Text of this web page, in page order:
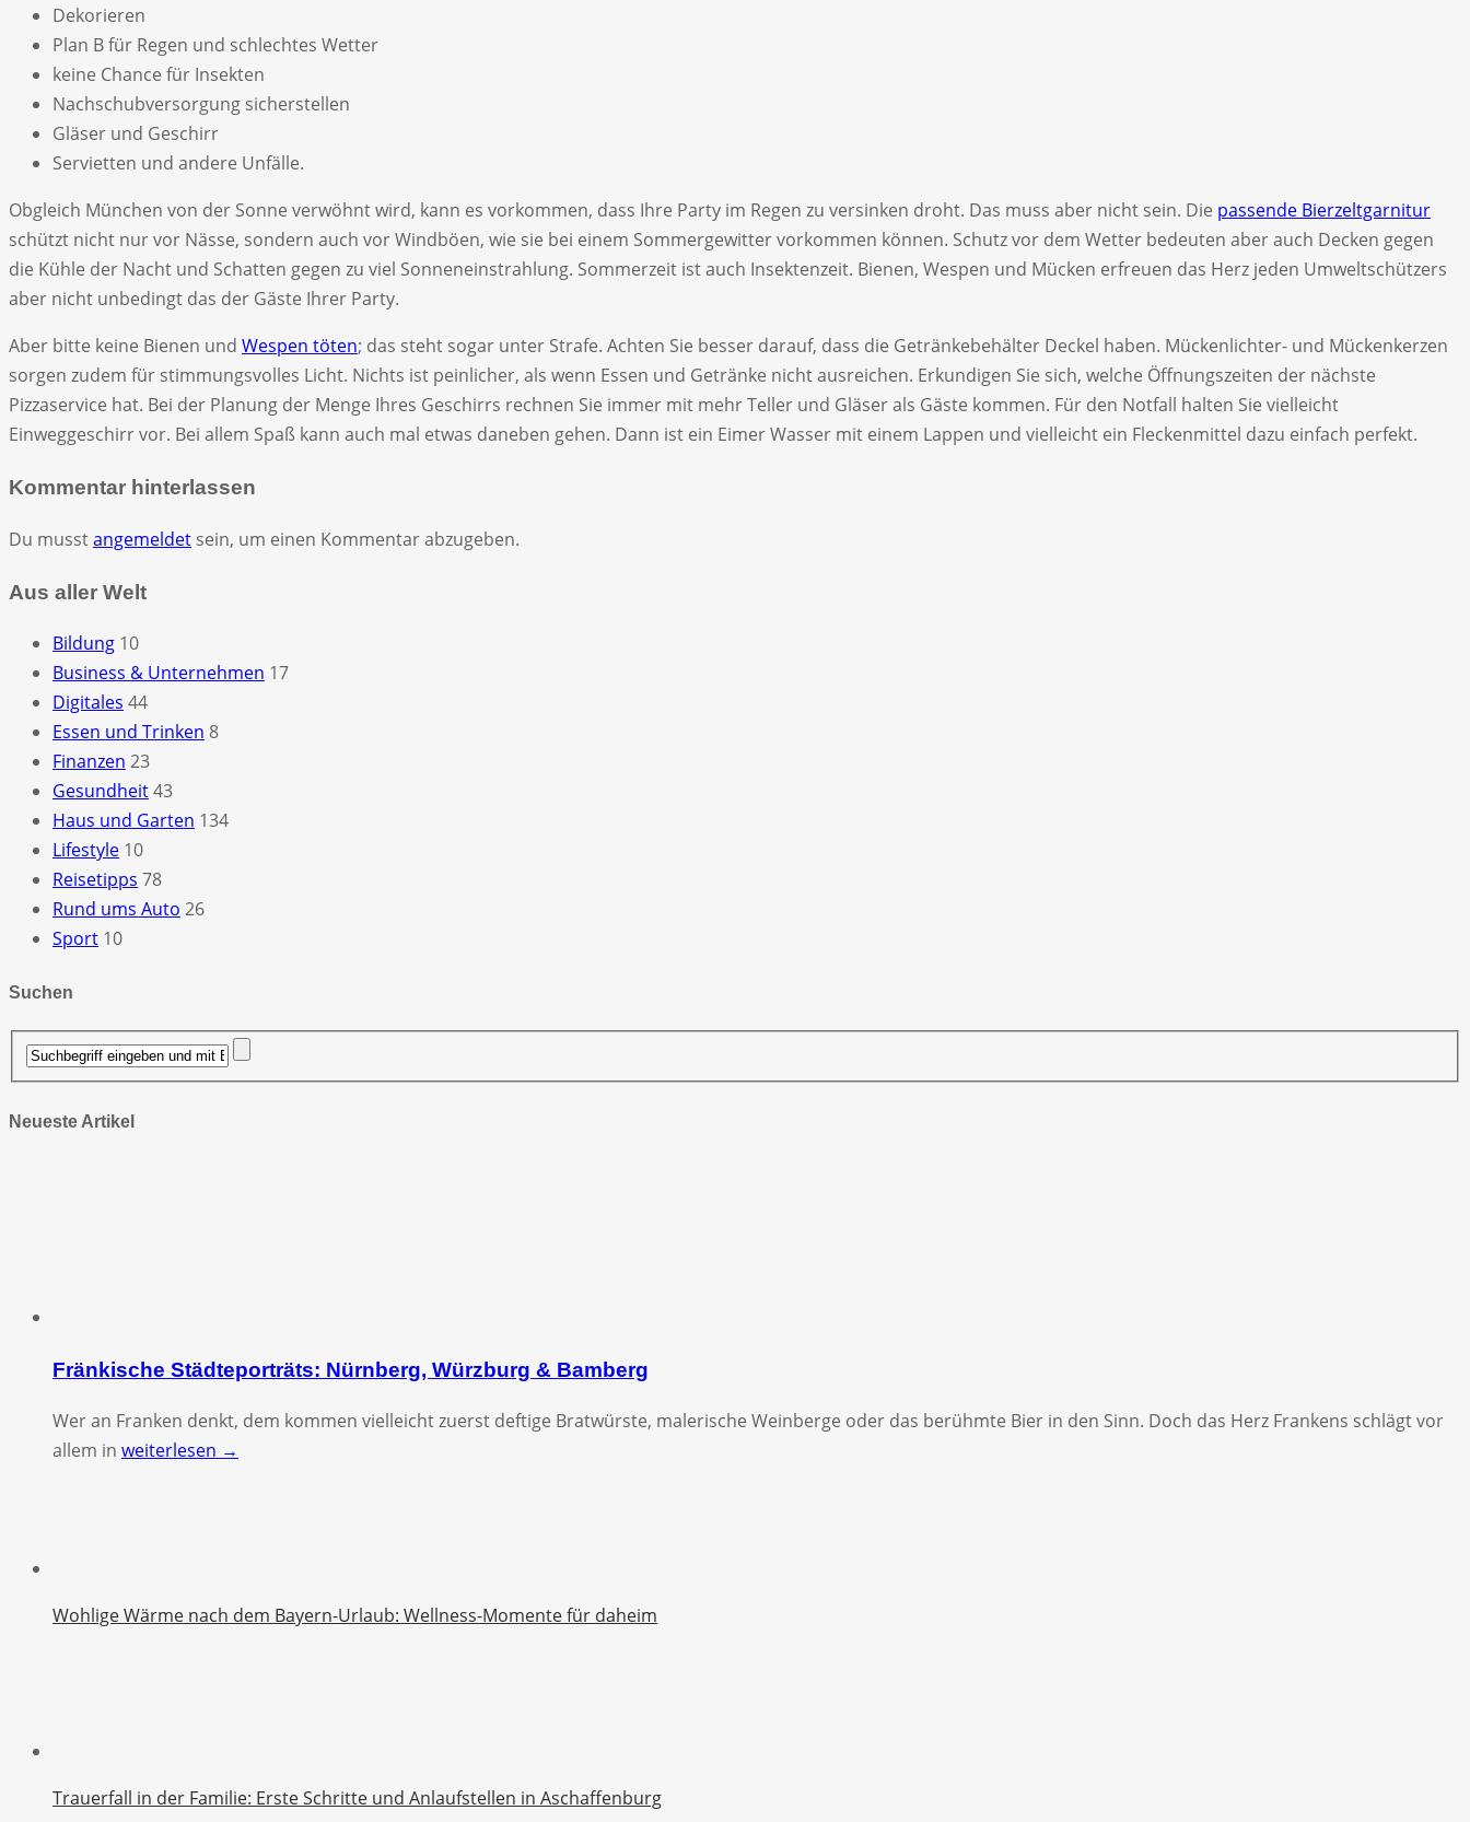
Dekorieren
Plan B für Regen und schlechtes Wetter
keine Chance für Insekten
Nachschubversorgung sicherstellen
Gläser und Geschirr
Servietten und andere Unfälle.
Obgleich München von der Sonne verwöhnt wird, kann es vorkommen, dass Ihre Party im Regen zu versinken droht. Das muss aber nicht sein. Die passende Bierzeltgarnitur
schützt nicht nur vor Nässe, sondern auch vor Windböen, wie sie bei einem Sommergewitter vorkommen können. Schutz vor dem Wetter bedeuten aber auch Decken gegen
die Kühle der Nacht und Schatten gegen zu viel Sonneneinstrahlung. Sommerzeit ist auch Insektenzeit. Bienen, Wespen und Mücken erfreuen das Herz jeden Umweltschützers
aber nicht unbedingt das der Gäste Ihrer Party.
Aber bitte keine Bienen und Wespen töten; das steht sogar unter Strafe. Achten Sie besser darauf, dass die Getränkebehälter Deckel haben. Mückenlichter- und Mückenkerzen
sorgen zudem für stimmungsvolles Licht. Nichts ist peinlicher, als wenn Essen und Getränke nicht ausreichen. Erkundigen Sie sich, welche Öffnungszeiten der nächste
Pizzaservice hat. Bei der Planung der Menge Ihres Geschirrs rechnen Sie immer mit mehr Teller und Gläser als Gäste kommen. Für den Notfall halten Sie vielleicht
Einweggeschirr vor. Bei allem Spaß kann auch mal etwas daneben gehen. Dann ist ein Eimer Wasser mit einem Lappen und vielleicht ein Fleckenmittel dazu einfach perfekt.
Kommentar hinterlassen
Du musstangemeldet sein, um einen Kommentar abzugeben.
Aus aller Welt
Bildung 10
Business & Unternehmen 17
Digitales 44
Essen und Trinken 8
Finanzen 23
Gesundheit43
Haus und Garten 134
Lifestyle 10
Reisetipps 78
Rund ums Auto 26
Sport 10
Suchen
Neueste Artikel
Fränkische Städteporträts: Nürnberg, Würzburg & Bamberg
Wer an Franken denkt, dem kommen vielleicht zuerst deftige Bratwürste, malerische Weinberge oder das berühmte Bier in den Sinn. Doch das Herz Frankens schlägt vor
allem in weiterlesen →
Wohlige Wärme nach dem Bayern-Urlaub: Wellness-Momente für daheim
Trauerfall in der Familie: Erste Schritte und Anlaufstellen in Aschaffenburg